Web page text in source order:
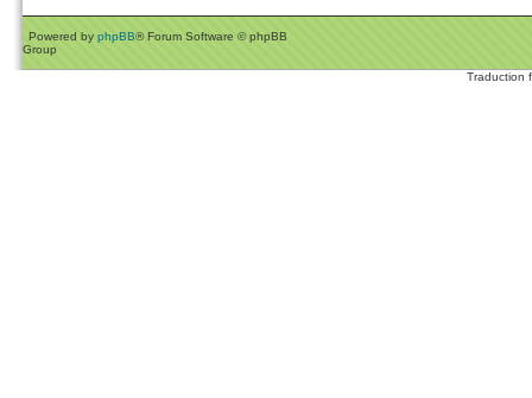
Powered by phpBB® Forum Software © phpBB
Group
Traduction